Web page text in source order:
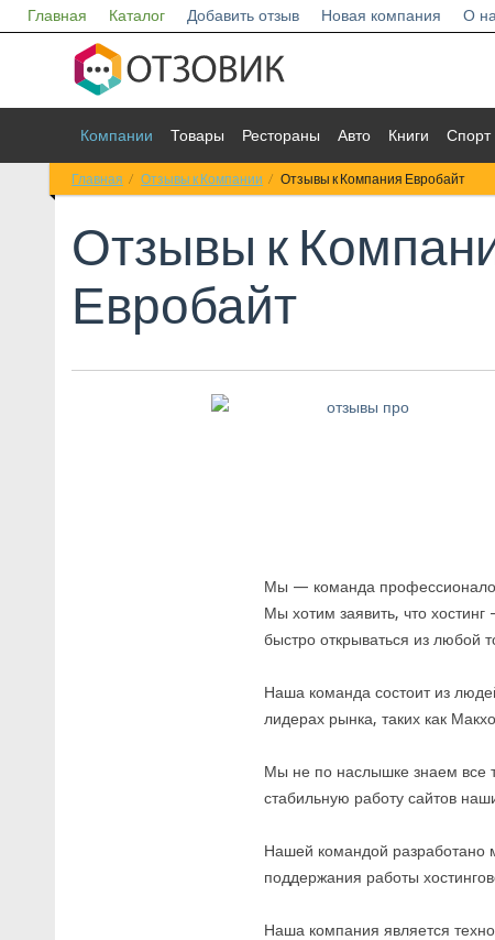
Главная Каталог Добавить отзыв Новая компания О
Компании Товары Рестораны Авто Книги Спорт
Главная Отзывы к Компании Отзывы к Компания Евробайт
Отзывы к
Евробайт
Мы — команда
Мы хотим заявить, что
быстро открываться из любой
Наша команда состоит из
лидерах рынка, таких как
Мы не по наслышке знаем все
стабильную работу сайтов
Нашей командой разработано
поддержания работы
Наша компания является